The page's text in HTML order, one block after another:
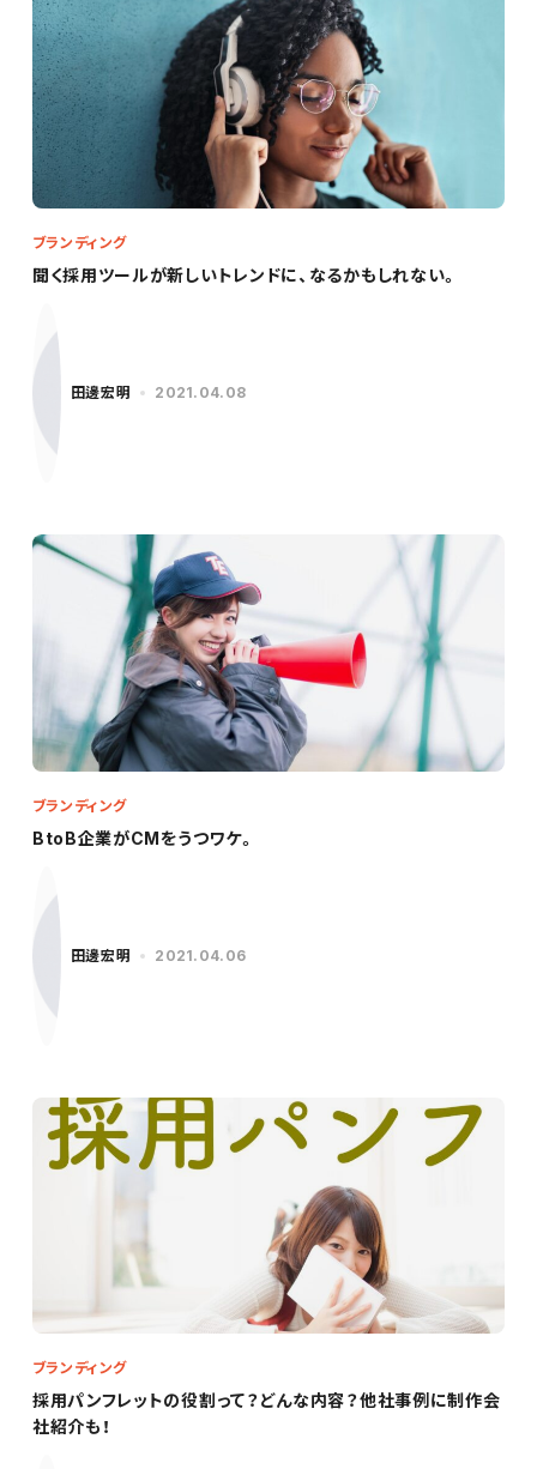
聞く採用ツールが新しいトレンドに、なるかもしれない。
ブランディング
田邊宏明 2021.04.08
BtoB企業がCMをうつワケ。
ブランディング
田邊宏明 2021.04.06
採用パンフレットの役割って？どんな内容？他社事例に制作会
社紹介も！
ブランディング